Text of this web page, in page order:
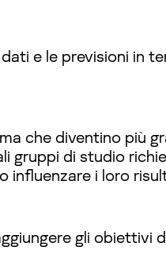
e le previsioni in
che diventino più
gruppi di studio
influenzare i loro
gli obiettivi